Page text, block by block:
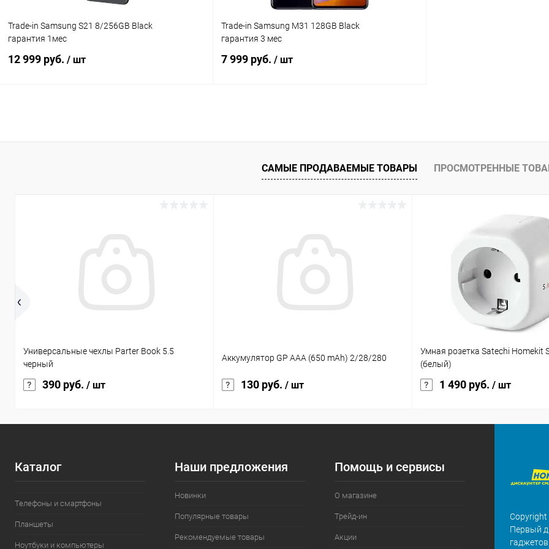
Trade-in Samsung S21 8/256GB Black
гарантия 1мес
12 999 руб. / шт
К сравнению
Trade-in Samsung M31 128GB Black
гарантия 3 мес
7 999 руб. / шт
К сравнению
В избранное Под заказ
САМЫЕ ПРОДАВАЕМЫЕ ТОВАРЫ ПРОСМОТРЕННЫЕ
Универсальные чехлы Parter Book 5.5
черный
390 руб. / шт
Аккумулятор GP AAA (650 mAh) 2/28/280
130 руб. / шт
Умная розетка Satechi Homekit
(белый)
1 490 руб. / шт
Каталог
Телефоны и смартфоны
Планшеты
Ноутбуки и компьютеры
Наши предложения
Новинки
Популярные товары
Рекомендуемые товары
Помощь и сервисы
О магазине
Трейд-ин
Акции
Copyright
Первый